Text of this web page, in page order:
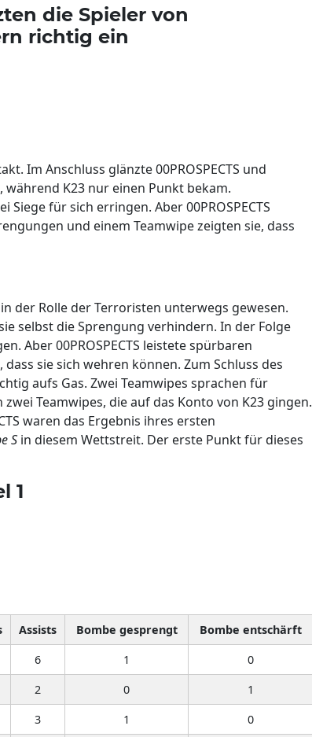
die Spieler von
richtig ein
Im Anschluss glänzte 00PROSPECTS und
K23 nur einen Punkt bekam.
für sich erringen. Aber 00PROSPECTS
und einem Teamwipe zeigten sie, dass
in der Rolle der Terroristen unterwegs gewesen.
selbst die Sprengung verhindern. In der Folge
Aber 00PROSPECTS leistete spürbaren
sie sich wehren können. Zum Schluss des
aufs Gas. Zwei Teamwipes sprachen für
Teamwipes, die auf das Konto von K23 gingen.
waren das Ergebnis ihres ersten
S in diesem Wettstreit. Der erste Punkt für dieses
1
Assists Bombe gesprengt
Bombe entschärft
6 1
0
2 0
1
3 1
0